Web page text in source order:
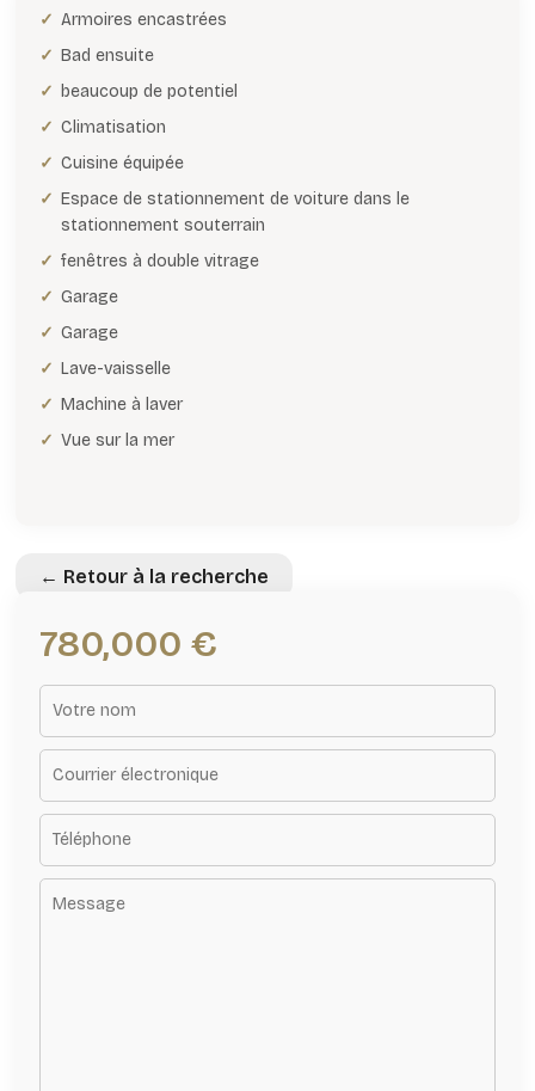
Armoires encastrées
Bad ensuite
beaucoup de potentiel
Climatisation
Cuisine équipée
Espace de stationnement de voiture dans le
stationnement souterrain
fenêtres à double vitrage
Garage
Garage
Lave-vaisselle
Machine à laver
Vue sur la mer
← Retour à la recherche
780,000 €